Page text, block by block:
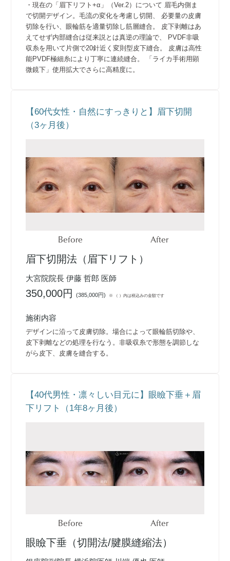
・現在の「眉下リフト+α」（Ver.2）について 眉毛内側ま
で切開デザイン。毛流の変化を考慮し切開、 必要量の皮膚
切除を行い、眼輪筋を適量切除し筋層縫合。 皮下剥離はあ
えてせず内部縫合は従来説とは真逆の理論で、 PVDF非吸
収糸を用いて片側で20針近く変則型皮下縫合。 皮膚は高性
能PVDF極細糸により丁寧に連続縫合。 「ライカ手術用顕
微鏡下」使用拡大でさらに高精度に。
【60代女性・自然にすっきりと】眉下切開
（3ヶ月後）
Before After
眉下切開法（眉下リフト）
大宮院院長 伊藤 哲郎 医師
350,000円(385,000円) ※ （ ）内は税込みの金額です
施術内容
デザインに沿って皮膚切除。場合によって眼輪筋切除や、
皮下剥離などの処理を行なう。非吸収糸で形態を調節しな
がら皮下、皮膚を縫合する。
【40代男性・凛々しい目元に】眼瞼下垂＋眉
下リフト（1年8ヶ月後）
Before After
眼瞼下垂（切開法/腱膜縫縮法）